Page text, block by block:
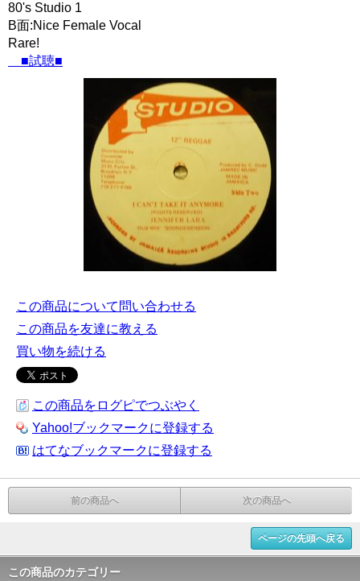
80's Studio 1
B面:Nice Female Vocal
Rare!
■試聴■
この商品について問い合わせる
この商品を友達に教える
買い物を続ける
この商品をログピでつぶやく
Yahoo!ブックマークに登録する
はてなブックマークに登録する
前の商品へ 次の商品へ
ページの先頭へ戻る
この商品のカテゴリー